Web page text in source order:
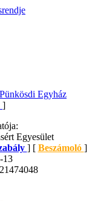
Egyház
]
Egyesület
] [ Beszámoló ]
13